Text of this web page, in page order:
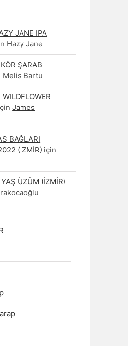
JANE IPA
Hazy Jane
ŞARABI
Melis Bartu
James
BAĞLARI
(İZMİR) için
ÜZÜM (İZMİR)